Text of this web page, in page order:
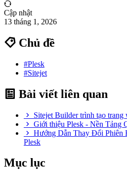
Cập nhật
13 tháng 1, 2026
Chủ đề
#Plesk
#Sitejet
Bài viết liên quan
Sitejet Builder trình tạo trang
Giới thiệu Plesk - Nền Tảng
Hướng Dẫn Thay Đổi Phiên
Plesk
Mục lục